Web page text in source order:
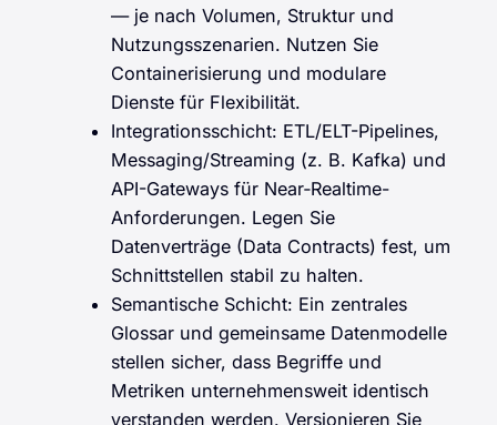
— je nach Volumen, Struktur und
Nutzungsszenarien. Nutzen Sie
Containerisierung und modulare
Dienste für Flexibilität.
Integrationsschicht: ETL/ELT-Pipelines,
Messaging/Streaming (z. B. Kafka) und
API-Gateways für Near‑Realtime-
Anforderungen. Legen Sie
Datenverträge (Data Contracts) fest, um
Schnittstellen stabil zu halten.
Semantische Schicht: Ein zentrales
Glossar und gemeinsame Datenmodelle
stellen sicher, dass Begriffe und
Metriken unternehmensweit identisch
verstanden werden. Versionieren Sie